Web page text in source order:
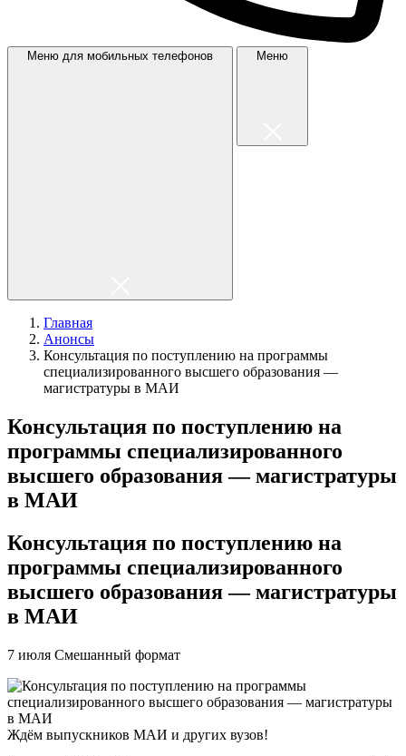
Меню для мобильных телефонов Меню
Главная
Анонсы
Консультация по поступлению на программы
специализированного высшего образования —
магистратуры в МАИ
Консультация по поступлению на
программы специализированного
высшего образования — магистратуры
в МАИ
Консультация по поступлению на
программы специализированного
высшего образования — магистратуры
в МАИ
7 июля Смешанный формат
Ждём выпускников МАИ и других вузов!